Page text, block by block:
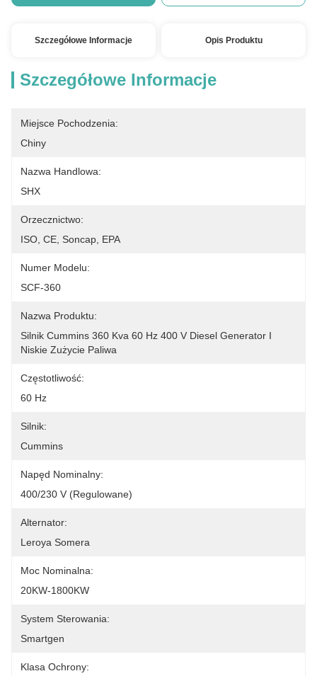
Szczegółowe Informacje Opis Produktu
Szczegółowe Informacje
Miejsce Pochodzenia:
Chiny
Nazwa Handlowa:
SHX
Orzecznictwo:
ISO, CE, Soncap, EPA
Numer Modelu:
SCF-360
Nazwa Produktu:
Silnik Cummins 360 Kva 60 Hz 400 V Diesel Generator I
Niskie Zużycie Paliwa
Częstotliwość:
60 Hz
Silnik:
Cummins
Napęd Nominalny:
400/230 V (regulowane)
Alternator:
Leroya Somera
Moc Nominalna:
20KW-1800KW
System Sterowania:
Smartgen
Klasa Ochrony: